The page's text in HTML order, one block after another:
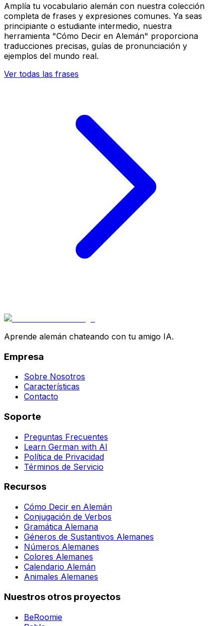
Amplía tu vocabulario alemán con nuestra colección
completa de frases y expresiones comunes. Ya seas
principiante o estudiante intermedio, nuestra
herramienta "Cómo Decir en Alemán" proporciona
traducciones precisas, guías de pronunciación y
ejemplos del mundo real.
Ver todas las frases
Aprende alemán chateando con tu amigo IA.
Empresa
Sobre Nosotros
Características
Contacto
Soporte
Preguntas Frecuentes
Learn German with AI
Política de Privacidad
Términos de Servicio
Recursos
Cómo Decir en Alemán
Conjugación de Verbos
Gramática Alemana
Géneros de Sustantivos Alemanes
Números Alemanes
Colores Alemanes
Calendario Alemán
Animales Alemanes
Nuestros otros proyectos
BeRoomie